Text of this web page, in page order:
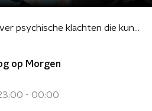
Boek over psychische klachten die kunnen ontstaan bij of na een zwangerschap
op Morgen
- 00:00